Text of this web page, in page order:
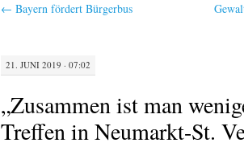
← Bayern fördert Bürgerbus
21. JUNI 2019 · 07:02
„Zusammen ist man
Treffen in Neumarkt-St.